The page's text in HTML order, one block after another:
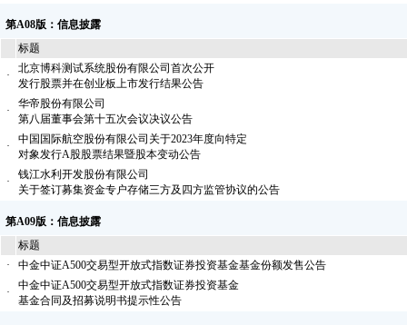
第A08版：信息披露
标题
·
北京博科测试系统股份有限公司首次公开
发行股票并在创业板上市发行结果公告
·
华帝股份有限公司
第八届董事会第十五次会议决议公告
·
中国国际航空股份有限公司关于2023年度向特定
对象发行A股股票结果暨股本变动公告
·
钱江水利开发股份有限公司
关于签订募集资金专户存储三方及四方监管协议的公告
第A09版：信息披露
标题
·
中金中证A500交易型开放式指数证券投资基金基金份额发售公告
·
中金中证A500交易型开放式指数证券投资基金
基金合同及招募说明书提示性公告